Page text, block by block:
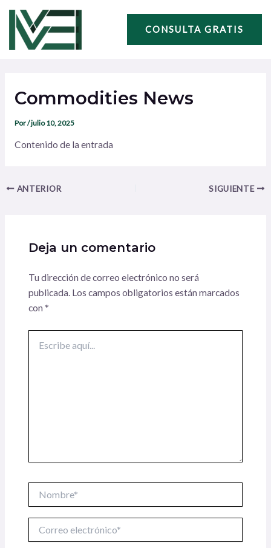
contenido
CONSULTA GRATIS
Commodities News
Por/julio 10, 2025
Contenido de la entrada
entradas
ANTERIOR SIGUIENTE
Deja un comentario
Tu dirección de correo electrónico no será
publicada. Los campos obligatorios están marcados
con *
aquí...
electrónico*